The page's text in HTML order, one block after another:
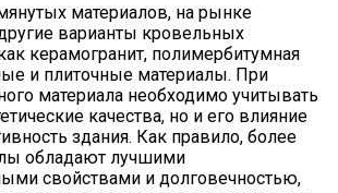
материалов, на рынке
варианты кровельных
керамогранит, полимербитумная
и плиточные материалы. При
материала необходимо учитывать
качества, но и его влияние
здания. Как правило, более
обладают лучшими
свойствами и долговечностью,